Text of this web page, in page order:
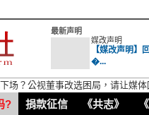
最新声明
媒改声明
【媒改声明】
�...
场？公视董事改选困局，请让媒
? 捐款征信 《共志》